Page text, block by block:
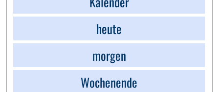
heute
morgen
Wochenende